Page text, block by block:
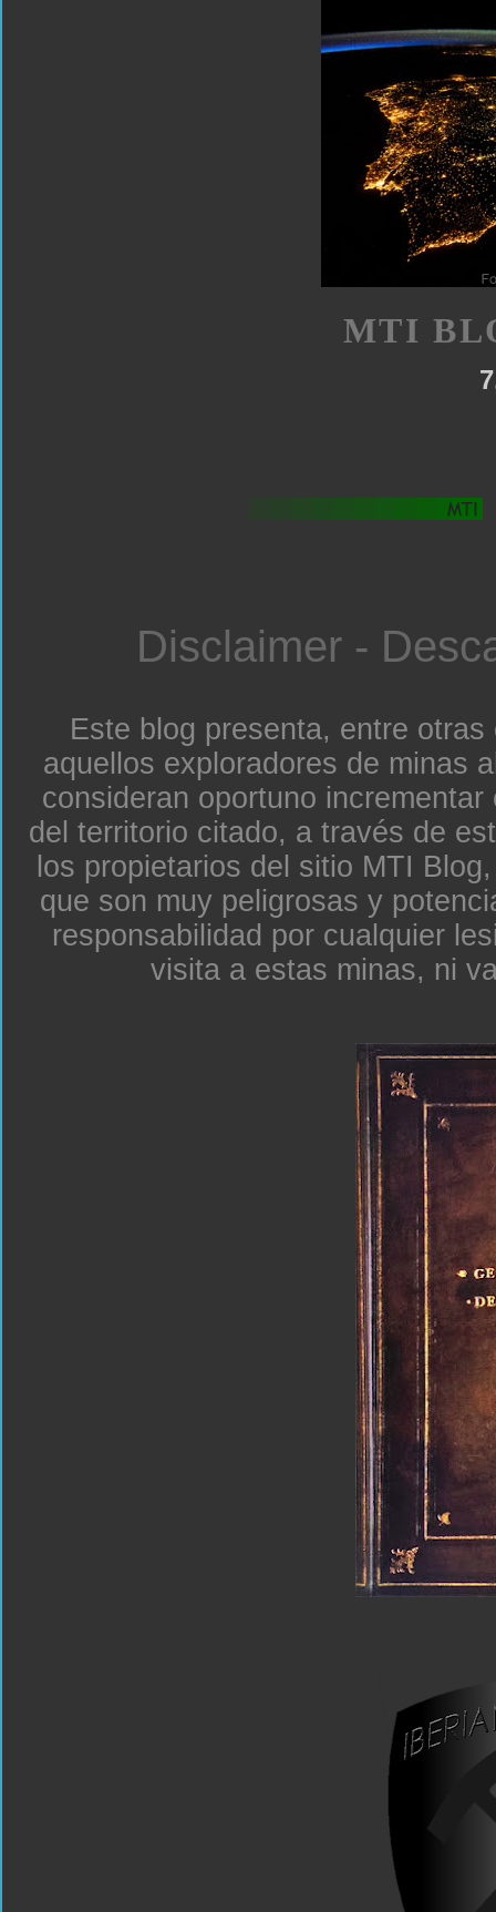
MTI
Disclaimer -
Este blog presenta, entre
aquellos exploradores de minas
consideran oportuno
del territorio citado, a través de
los propietarios del sitio MTI
que son muy peligrosas y
responsabilidad por cualquier
visita a estas minas, ni